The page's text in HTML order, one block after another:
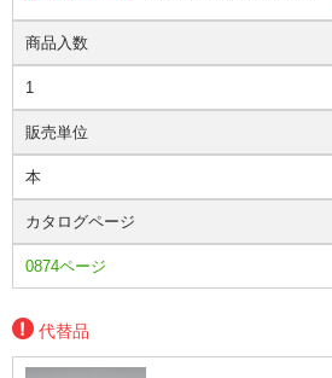
商品入数
1
販売単位
本
カタログページ
0874ページ
代替品